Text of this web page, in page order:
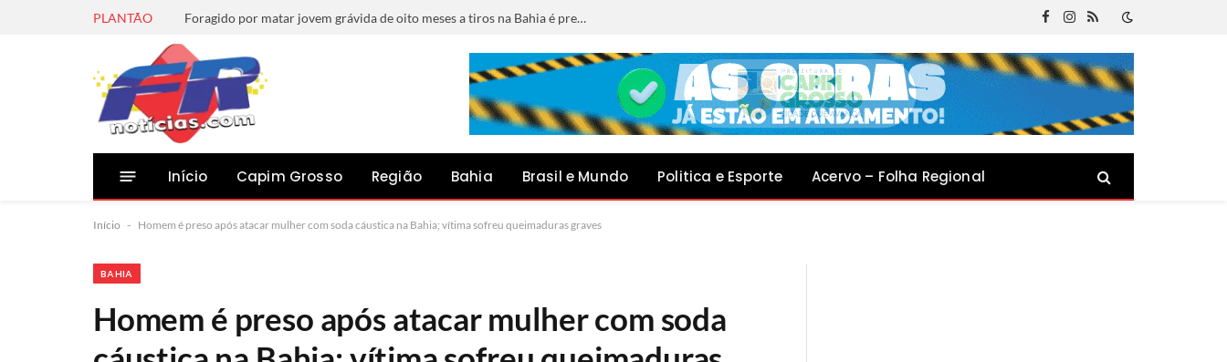
PLANTÃO Foragido por matar jovem grávida de oito meses a tiros na Bahia é preso em Minas Gerais
Facebook
Instagram
RSS
Início Capim Grosso Região Bahia Brasil e Mundo Politica e Esporte Acervo – Folha Regional
Início - Homem é preso após atacar mulher com soda cáustica na Bahia; vítima sofreu queimaduras graves
BAHIA
Homem é preso após atacar mulher com soda